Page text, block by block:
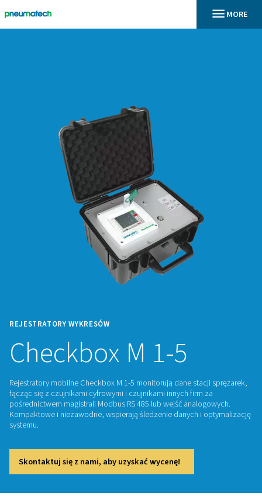
REJESTRATORY WYKRESÓW
Checkbox M 1-5
Rejestratory mobilne Checkbox M 1-5 monitorują dane
łącząc się z czujnikami cyfrowymi i czujnikami innych firm